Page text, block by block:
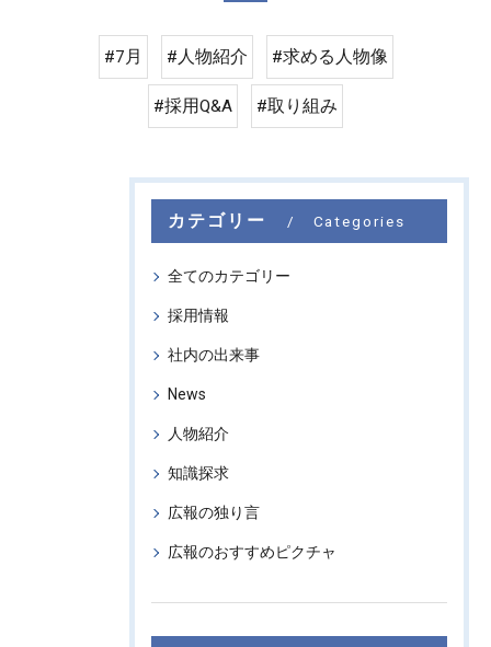
#7月 #人物紹介 #求める人物像
#採用Q&A #取り組み
カテゴリー Categories
全てのカテゴリー
採用情報
社内の出来事
News
人物紹介
知識探求
広報の独り言
広報のおすすめピクチャ